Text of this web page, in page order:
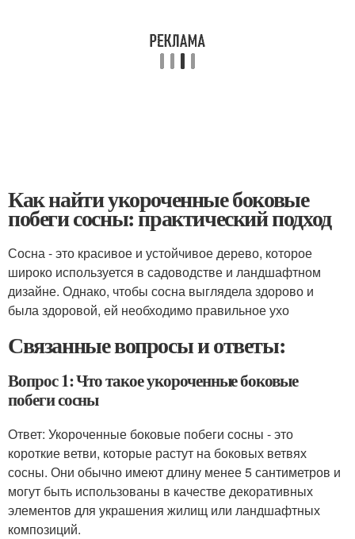
Как найти укороченные боковые
побеги сосны: практический подход
Сосна - это красивое и устойчивое дерево, которое
широко используется в садоводстве и ландшафтном
дизайне. Однако, чтобы сосна выглядела здорово и
была здоровой, ей необходимо правильное ухо
Связанные вопросы и ответы:
Вопрос 1: Что такое укороченные боковые
побеги сосны
Ответ: Укороченные боковые побеги сосны - это
короткие ветви, которые растут на боковых ветвях
сосны. Они обычно имеют длину менее 5 сантиметров и
могут быть использованы в качестве декоративных
элементов для украшения жилищ или ландшафтных
композиций.